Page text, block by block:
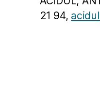
21 94,